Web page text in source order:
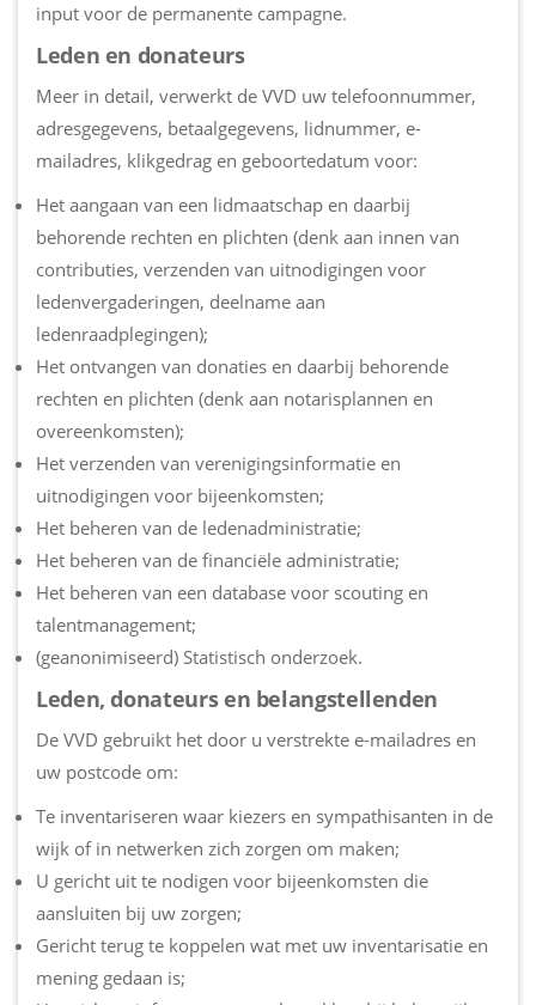
input voor de permanente campagne.
Leden en donateurs
Meer in detail, verwerkt de VVD uw telefoonnummer,
adresgegevens, betaalgegevens, lidnummer, e-
mailadres, klikgedrag en geboortedatum voor:
Het aangaan van een lidmaatschap en daarbij
behorende rechten en plichten (denk aan innen van
contributies, verzenden van uitnodigingen voor
ledenvergaderingen, deelname aan
ledenraadplegingen);
Het ontvangen van donaties en daarbij behorende
rechten en plichten (denk aan notarisplannen en
overeenkomsten);
Het verzenden van verenigingsinformatie en
uitnodigingen voor bijeenkomsten;
Het beheren van de ledenadministratie;
Het beheren van de financiële administratie;
Het beheren van een database voor scouting en
talentmanagement;
(geanonimiseerd) Statistisch onderzoek.
Leden, donateurs en belangstellenden
De VVD gebruikt het door u verstrekte e-mailadres en
uw postcode om:
Te inventariseren waar kiezers en sympathisanten in de
wijk of in netwerken zich zorgen om maken;
U gericht uit te nodigen voor bijeenkomsten die
aansluiten bij uw zorgen;
Gericht terug te koppelen wat met uw inventarisatie en
mening gedaan is;